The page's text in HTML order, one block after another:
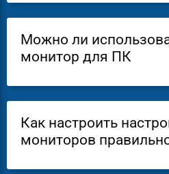
Можно ли
монитор для ПК
Как настроить
мониторов